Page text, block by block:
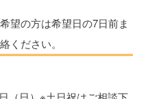
望の方は希望日の7日前ま
ください。